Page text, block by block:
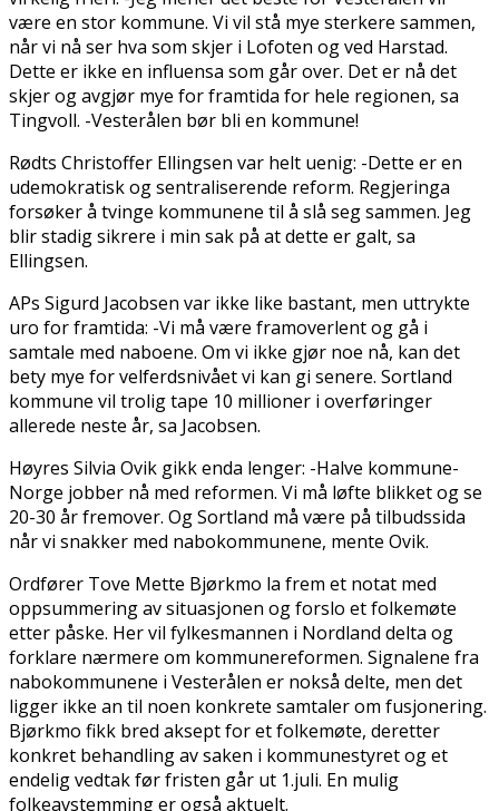
være en stor kommune. Vi vil stå mye sterkere sammen,
når vi nå ser hva som skjer i Lofoten og ved Harstad.
Dette er ikke en influensa som går over. Det er nå det
skjer og avgjør mye for framtida for hele regionen, sa
Tingvoll. -Vesterålen bør bli en kommune!
Rødts Christoffer Ellingsen var helt uenig: -Dette er en
udemokratisk og sentraliserende reform. Regjeringa
forsøker å tvinge kommunene til å slå seg sammen. Jeg
blir stadig sikrere i min sak på at dette er galt, sa
Ellingsen.
APs Sigurd Jacobsen var ikke like bastant, men uttrykte
uro for framtida: -Vi må være framoverlent og gå i
samtale med naboene. Om vi ikke gjør noe nå, kan det
bety mye for velferdsnivået vi kan gi senere. Sortland
kommune vil trolig tape 10 millioner i overføringer
allerede neste år, sa Jacobsen.
Høyres Silvia Ovik gikk enda lenger: -Halve kommune-
Norge jobber nå med reformen. Vi må løfte blikket og se
20-30 år fremover. Og Sortland må være på tilbudssida
når vi snakker med nabokommunene, mente Ovik.
Ordfører Tove Mette Bjørkmo la frem et notat med
oppsummering av situasjonen og forslo et folkemøte
etter påske. Her vil fylkesmannen i Nordland delta og
forklare nærmere om kommunereformen. Signalene fra
nabokommunene i Vesterålen er nokså delte, men det
ligger ikke an til noen konkrete samtaler om fusjonering.
Bjørkmo fikk bred aksept for et folkemøte, deretter
konkret behandling av saken i kommunestyret og et
endelig vedtak før fristen går ut 1.juli. En mulig
folkeavstemming er også aktuelt.